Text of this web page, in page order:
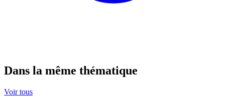
Dans la même thématique
Voir tous